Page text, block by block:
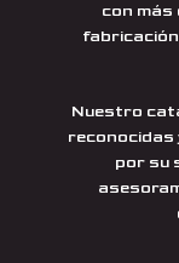
con más
Nuestro
reconocidas
por su